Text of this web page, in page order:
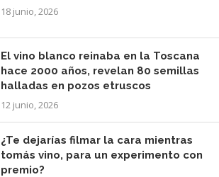
18 junio, 2026
El vino blanco reinaba en la Toscana
hace 2000 años, revelan 80 semillas
halladas en pozos etruscos
12 junio, 2026
¿Te dejarías filmar la cara mientras
tomás vino, para un experimento con
premio?